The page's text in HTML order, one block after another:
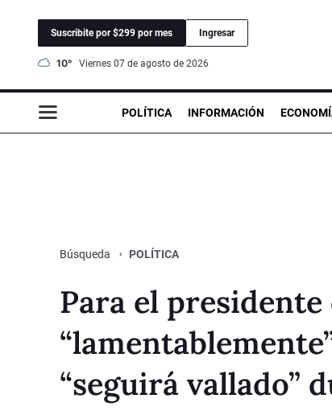
Suscribite por $299 por mes Ingresar
10° viernes 07 de agosto de 2026
POLÍTICA INFORMACIÓN
Búsqueda POLÍTICA
Para el
“seguirá vallado”